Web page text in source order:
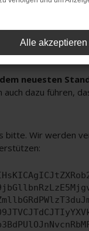
Seiten
neuesten
dazu führen,
Wir werden
Alle akzeptieren